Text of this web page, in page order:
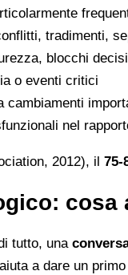
tradimenti,
blocchi
o eventi critici
cambiamenti
nel
2012), il 75-
cosa
tutto, una
a dare un